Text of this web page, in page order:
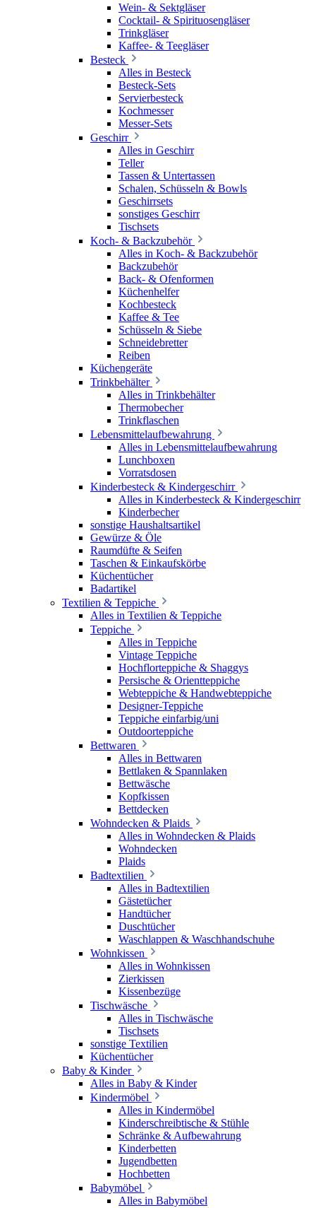
Wein- & Sektgläser
Cocktail- & Spirituosengläser
Trinkgläser
Kaffee- & Teegläser
Besteck
Alles in Besteck
Besteck-Sets
Servierbesteck
Kochmesser
Messer-Sets
Geschirr
Alles in Geschirr
Teller
Tassen & Untertassen
Schalen, Schüsseln & Bowls
Geschirrsets
sonstiges Geschirr
Tischsets
Koch- & Backzubehör
Alles in Koch- & Backzubehör
Backzubehör
Back- & Ofenformen
Küchenhelfer
Kochbesteck
Kaffee & Tee
Schüsseln & Siebe
Schneidebretter
Reiben
Küchengeräte
Trinkbehälter
Alles in Trinkbehälter
Thermobecher
Trinkflaschen
Lebensmittelaufbewahrung
Alles in Lebensmittelaufbewahrung
Lunchboxen
Vorratsdosen
Kinderbesteck & Kindergeschirr
Alles in Kinderbesteck & Kindergeschirr
Kinderbecher
sonstige Haushaltsartikel
Gewürze & Öle
Raumdüfte & Seifen
Taschen & Einkaufskörbe
Küchentücher
Badartikel
Textilien & Teppiche
Alles in Textilien & Teppiche
Teppiche
Alles in Teppiche
Vintage Teppiche
Hochflorteppiche & Shaggys
Persische & Orientteppiche
Webteppiche & Handwebteppiche
Designer-Teppiche
Teppiche einfarbig/uni
Outdoorteppiche
Bettwaren
Alles in Bettwaren
Bettlaken & Spannlaken
Bettwäsche
Kopfkissen
Bettdecken
Wohndecken & Plaids
Alles in Wohndecken & Plaids
Wohndecken
Plaids
Badtextilien
Alles in Badtextilien
Gästetücher
Handtücher
Duschtücher
Waschlappen & Waschhandschuhe
Wohnkissen
Alles in Wohnkissen
Zierkissen
Kissenbezüge
Tischwäsche
Alles in Tischwäsche
Tischsets
sonstige Textilien
Küchentücher
Baby & Kinder
Alles in Baby & Kinder
Kindermöbel
Alles in Kindermöbel
Kinderschreibtische & Stühle
Schränke & Aufbewahrung
Kinderbetten
Jugendbetten
Hochbetten
Babymöbel
Alles in Babymöbel